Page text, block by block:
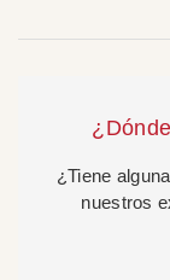
¿Tiene
nuestros